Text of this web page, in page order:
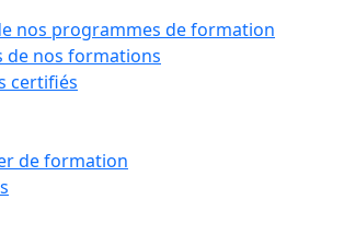
nos programmes de formation
de nos formations
certifiés
de formation